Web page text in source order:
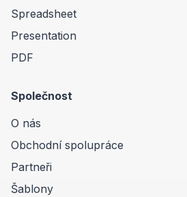
Spreadsheet
Presentation
PDF
Společnost
O nás
Obchodní spolupráce
Partneři
Šablony